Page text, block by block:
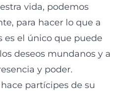
vida, podemos
para hacer lo que a
es el único que puede
deseos mundanos y a
y poder.
partícipes de su